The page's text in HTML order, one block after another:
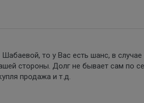
то у Вас есть шанс, в случае
стороны. Долг не бывает сам по
продажа и т.д.